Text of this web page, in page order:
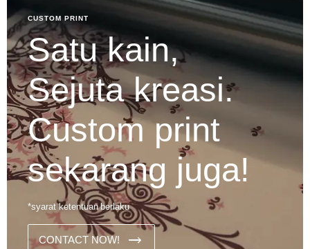
CUSTOM PRINT
Satu kain,
Sejuta kreasi.
Custom print
sekarang juga!
*syarat ketentuan berlaku
CONTACT NOW!